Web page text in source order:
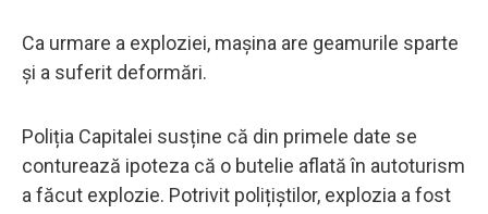
Ca urmare a exploziei, mașina are geamurile sparte
și a suferit deformări.
Poliția Capitalei susține că din primele date se
conturează ipoteza că o butelie aflată în autoturism
a făcut explozie. Potrivit polițiștilor, explozia a fost